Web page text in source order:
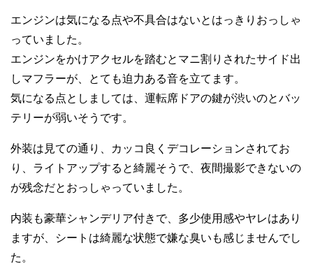
エンジンは気になる点や不具合はないとはっきりおっしゃ
っていました。
エンジンをかけアクセルを踏むとマニ割りされたサイド出
しマフラーが、とても迫力ある音を立てます。
気になる点としましては、運転席ドアの鍵が渋いのとバッ
テリーが弱いそうです。
外装は見ての通り、カッコ良くデコレーションされてお
り、ライトアップすると綺麗そうで、夜間撮影できないの
が残念だとおっしゃっていました。
内装も豪華シャンデリア付きで、多少使用感やヤレはあり
ますが、シートは綺麗な状態で嫌な臭いも感じませんでし
た。